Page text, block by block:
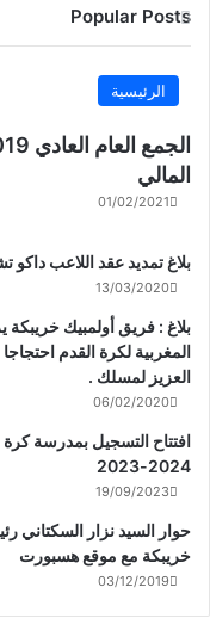
Popular Posts
الرئيسية
المالي
01/02/2021
بلاغ تمديد عقد اللاعب داكو
13/03/2020
بلاغ : فريق أولمبيك خريبكة
المغربية لكرة القدم
العزيز لمسلك .
06/02/2020
افتتاح التسجيل بمدرسة
2024-2023
19/09/2023
حوار السيد نزار السكتاني
خريبكة مع موقع هسبورت
03/12/2019